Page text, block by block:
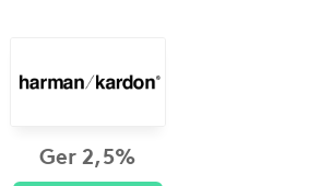
Ger 2,5%